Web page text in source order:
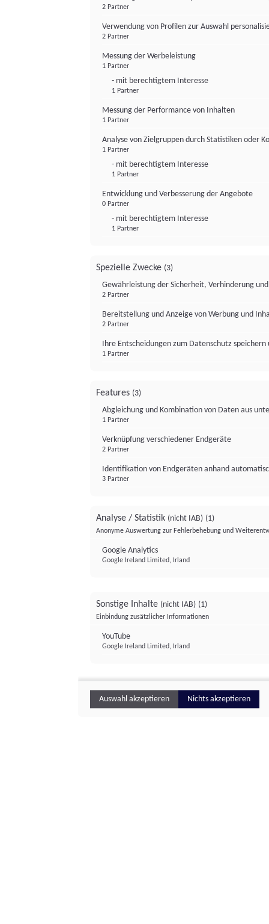
2 Partner
Verwendung von Profilen zur Auswahl
2 Partner
Messung der Werbeleistung
1 Partner
- mit berechtigtem Interesse
1 Partner
Messung der Performance von Inhalten
1 Partner
Analyse von Zielgruppen durch Statistiken oder
1 Partner
- mit berechtigtem Interesse
1 Partner
Entwicklung und Verbesserung der Angebote
0 Partner
- mit berechtigtem Interesse
1 Partner
Spezielle Zwecke (3)
Gewährleistung der Sicherheit, Verhinderung
2 Partner
Bereitstellung und Anzeige von Werbung und
2 Partner
Ihre Entscheidungen zum Datenschutz
1 Partner
Features (3)
Abgleichung und Kombination von Daten aus
1 Partner
Verknüpfung verschiedener Endgeräte
2 Partner
Identifikation von Endgeräten anhand
3 Partner
Analyse / Statistik (nicht IAB) (1)
Anonyme Auswertung zur Fehlerbehebung und
Google Analytics
Google Ireland Limited, Irland
Sonstige Inhalte (nicht IAB) (1)
Einbindung zusätzlicher Informationen
YouTube
Google Ireland Limited, Irland
Auswahl akzeptieren Nichts akzeptieren